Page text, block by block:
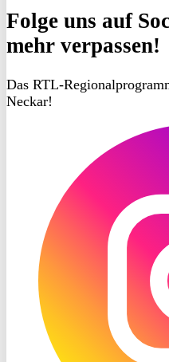
Folge uns auf
mehr verpassen!
Das RTL-
Neckar!
Instagram